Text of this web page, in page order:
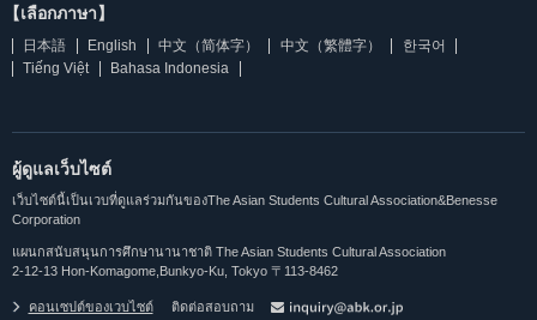
【เลือกภาษา】
日本語 English 中文（简体字） 中文（繁體字）
한국어
Tiếng Việt
Bahasa Indonesia
ผู้ดูแลเว็บไซต์
เว็บไซต์นี้เป็นเวบที่ดูแลร่วมกันของThe Asian Students Cultural Association&Benesse
Corporation
แผนกสนับสนุนการศึกษานานาชาติ The Asian Students Cultural Association
2-12-13 Hon-Komagome,Bunkyo-Ku, Tokyo 〒113-8462
คอนเซปต์ของเวบไซต์ ติดต่อสอบถาม